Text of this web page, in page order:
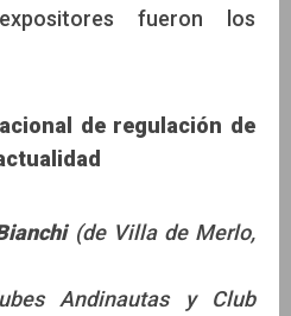
fueron los
de regulación de
(de Villa de Merlo,
Andinautas y Club